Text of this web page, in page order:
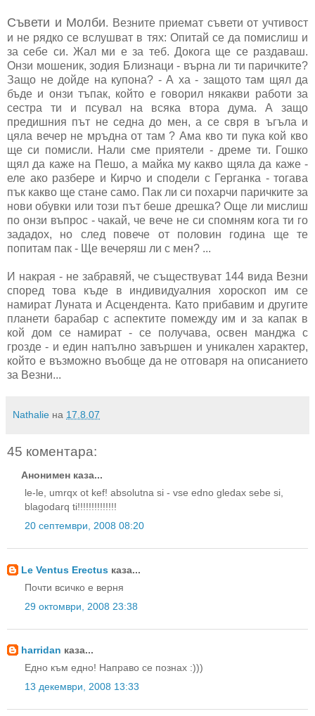
Съвети и Молби. Везните приемат съвети от учтивост
и не рядко се вслушват в тях: Опитай се да помислиш и
за себе си. Жал ми е за теб. Докога ще се раздаваш.
Онзи мошеник, зодия Близнаци - върна ли ти паричките?
Защо не дойде на купона? - А ха - защото там щял да
бъде и онзи тъпак, който е говорил някакви работи за
сестра ти и псувал на всяка втора дума. А защо
предишния път не седна до мен, а се свря в ъгъла и
цяла вечер не мръдна от там ? Ама кво ти пука кой кво
ще си помисли. Нали сме приятели - дреме ти. Гошко
щял да каже на Пешо, а майка му какво щяла да каже -
еле ако разбере и Кирчо и сподели с Герганка - тогава
пък какво ще стане само. Пак ли си похарчи паричките за
нови обувки или този път беше дрешка? Още ли мислиш
по онзи въпрос - чакай, че вече не си спомням кога ти го
зададох, но след повече от половин година ще те
попитам пак - Ще вечеряш ли с мен? ...
И накрая - не забравяй, че съществуват 144 вида Везни
според това къде в индивидуалния хороскоп им се
намират Луната и Асцендента. Като прибавим и другите
планети барабар с аспектите помежду им и за капак в
кой дом се намират - се получава, освен манджа с
грозде - и един напълно завършен и уникален характер,
който е възможно въобще да не отговаря на описанието
за Везни...
Nathalie на 17.8.07
45 коментара:
Анонимен каза...
le-le, umrqx ot kef! absolutna si - vse edno gledax sebe si,
blagodarq ti!!!!!!!!!!!!!!
20 септември, 2008 08:20
Le Ventus Erectus каза...
Почти всичко е верня
29 октомври, 2008 23:38
harridan каза...
Едно към едно! Направо се познах :)))
13 декември, 2008 13:33